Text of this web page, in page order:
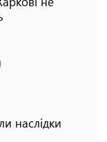
наслідки